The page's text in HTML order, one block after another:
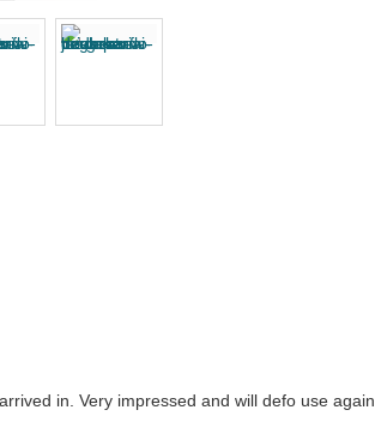
in. Very impressed and will defo use again.